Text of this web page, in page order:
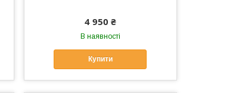
4 950 ₴
В наявності
Купити